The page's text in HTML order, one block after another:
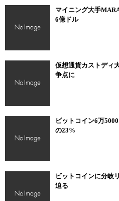
マイニング大手
6億ドル
仮想通貨カストディ
争点に
ビットコイン6万
の23%
ビットコインに分岐
迫る